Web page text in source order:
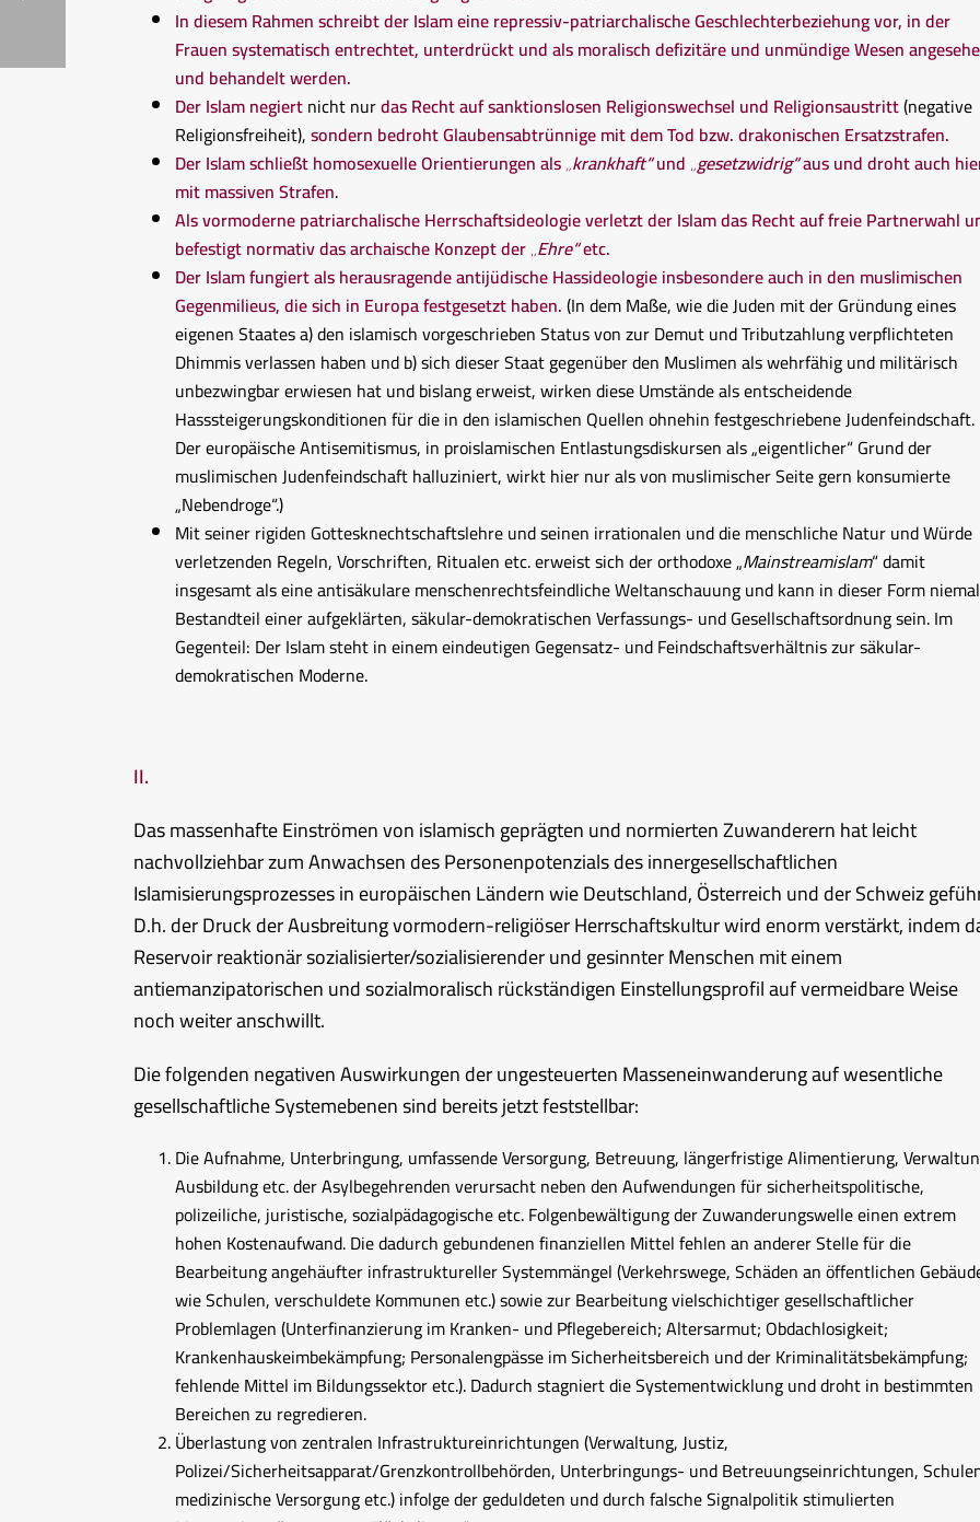
In diesem Rahmen schreibt der Islam eine repressiv-patriarchalische Geschlechterbeziehung vor, in der
Frauen systematisch entrechtet, unterdrückt und als moralisch defizitäre und unmündige Wesen
und behandelt werden.
Der Islam negiertnicht nurdas Recht auf sanktionslosen Religionswechsel und Religionsaustritt(negative
Religionsfreiheit),sondern bedroht Glaubensabtrünnige mit dem Tod bzw. drakonischen Ersatzstrafen.
Der Islam schließt homosexuelle Orientierungen als„krankhaft“und „gesetzwidrig“ausund droht auch
mit massiven Strafen.
Als vormoderne patriarchalische Herrschaftsideologie verletzt der Islam das Recht auf freie Partnerwahl
befestigt normativ das archaische Konzept der „Ehre“etc.
Der Islam fungiert als herausragende antijüdische Hassideologieinsbesondere auch in den muslimischen
Gegenmilieus, die sich in Europa festgesetzt haben.(In dem Maße, wie die Juden mit der Gründung eines
eigenen Staates a) den islamisch vorgeschrieben Status von zur Demut und Tributzahlung verpflichteten
Dhimmis verlassen haben und b) sich dieser Staat gegenüber den Muslimen als wehrfähig und militärisch
unbezwingbar erwiesen hat und bislang erweist, wirken diese Umstände als entscheidende
Hasssteigerungskonditionen für die in den islamischen Quellen ohnehin festgeschriebene Judenfeindschaft.
Der europäische Antisemitismus, in proislamischen Entlastungsdiskursen als „eigentlicher“ Grund der
muslimischen Judenfeindschaft halluziniert, wirkt hier nur als von muslimischer Seite gern konsumierte
„Nebendroge“.)
Mit seiner rigiden Gottesknechtschaftslehre und seinen irrationalen und die menschliche Natur und Würde
verletzenden Regeln, Vorschriften, Ritualen etc. erweist sich der orthodoxe „Mainstreamislam“ damit
insgesamt als eine antisäkulare menschenrechtsfeindliche Weltanschauung und kann in dieser Form
Bestandteil einer aufgeklärten, säkular-demokratischen Verfassungs- und Gesellschaftsordnung sein. Im
Gegenteil: Der Islam steht in einem eindeutigen Gegensatz- und Feindschaftsverhältnis zur säkular-
demokratischen Moderne.
II.
Das massenhafte Einströmen von islamisch geprägten und normierten Zuwanderern hat leicht
nachvollziehbar zum Anwachsen des Personenpotenzials des innergesellschaftlichen
Islamisierungsprozesses in europäischen Ländern wie Deutschland, Österreich und der Schweiz
D.h. der Druck der Ausbreitung vormodern-religiöser Herrschaftskultur wird enorm verstärkt, indem
Reservoir reaktionär sozialisierter/sozialisierender und gesinnter Menschen mit einem
antiemanzipatorischen und sozialmoralisch rückständigen Einstellungsprofil auf vermeidbare Weise
noch weiter anschwillt.
Die folgenden negativen Auswirkungen der ungesteuerten Masseneinwanderung auf wesentliche
gesellschaftliche Systemebenen sind bereits jetzt feststellbar:
Die Aufnahme, Unterbringung, umfassende Versorgung, Betreuung, längerfristige Alimentierung,
Ausbildung etc. der Asylbegehrenden verursacht neben den Aufwendungen für sicherheitspolitische,
polizeiliche, juristische, sozialpädagogische etc. Folgenbewältigung der Zuwanderungswelle einen extrem
hohen Kostenaufwand. Die dadurch gebundenen finanziellen Mittel fehlen an anderer Stelle für die
Bearbeitung angehäufter infrastruktureller Systemmängel (Verkehrswege, Schäden an öffentlichen
wie Schulen, verschuldete Kommunen etc.) sowie zur Bearbeitung vielschichtiger gesellschaftlicher
Problemlagen (Unterfinanzierung im Kranken- und Pflegebereich; Altersarmut; Obdachlosigkeit;
Krankenhauskeimbekämpfung; Personalengpässe im Sicherheitsbereich und der Kriminalitätsbekämpfung;
fehlende Mittel im Bildungssektor etc.). Dadurch stagniert die Systementwicklung und droht in bestimmten
Bereichen zu regredieren.
Überlastung von zentralen Infrastruktureinrichtungen (Verwaltung, Justiz,
Polizei/Sicherheitsapparat/Grenzkontrollbehörden, Unterbringungs- und Betreuungseinrichtungen,
medizinische Versorgung etc.) infolge der geduldeten und durch falsche Signalpolitik stimulierten